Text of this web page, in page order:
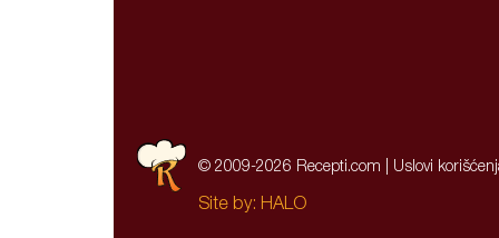
© 2009-2026 Recepti.com | Uslovi
Site by: HALO